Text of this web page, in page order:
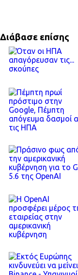
Διάβασε επίσης